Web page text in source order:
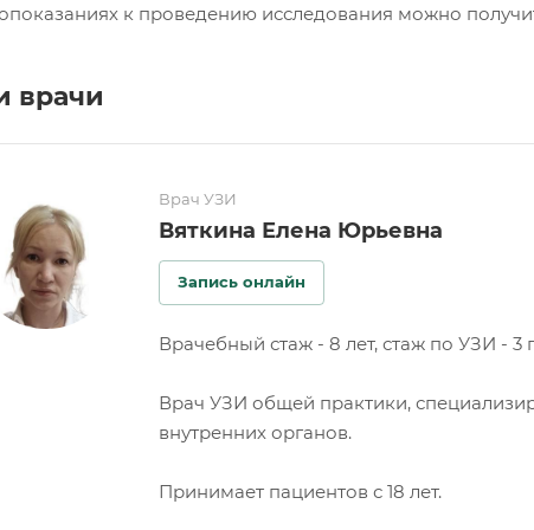
к проведению исследования можно
врачи
Врач УЗИ
Вяткина Елена Юрьевна
Запись онлайн
Врачебный стаж - 8 лет, стаж по УЗИ - 3
Врач УЗИ общей практики,
внутренних органов.
Принимает пациентов с 18 лет.